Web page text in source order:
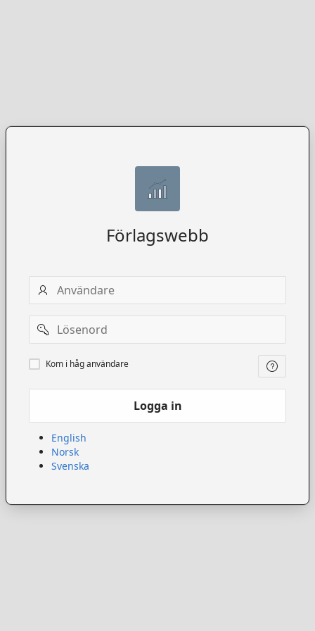
Förlagswebb
Användarnamn
Lösenord
Kom
ihåg
Kom i håg användare
Logga in
English
Norsk
Svenska